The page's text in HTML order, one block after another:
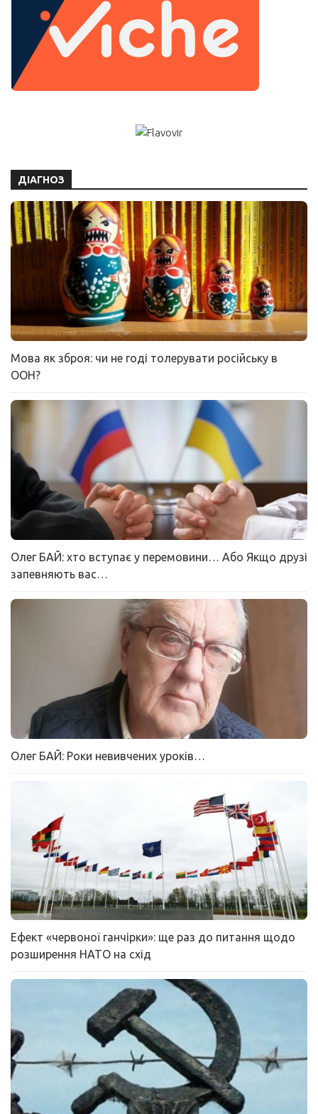
ДІАГНОЗ
Мова як зброя: чи не годі толерувати російську в
ООН?
Олег БАЙ: хто вступає у перемовини… Або Якщо друзі
запевняють вас…
Олег БАЙ: Роки невивчених уроків…
Ефект «червоної ганчірки»: ще раз до питання щодо
розширення НАТО на схід